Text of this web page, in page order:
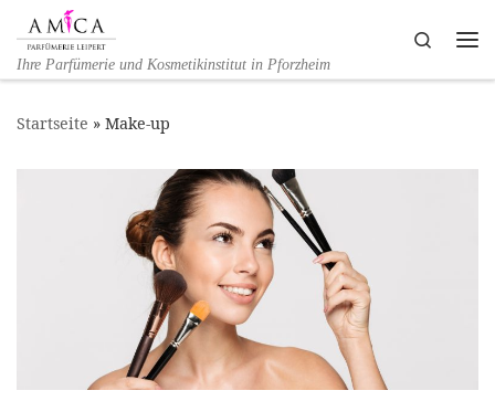
Zum Inhalt springen
Ihre Parfümerie und Kosmetikinstitut in Pforzheim
Search
Startseite » Make-up